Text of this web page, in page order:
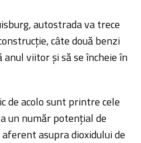
autostrada va trece
câte două benzi
viitor și să se încheie în
de acolo sunt printre cele
un număr potențial de
asupra dioxidului de